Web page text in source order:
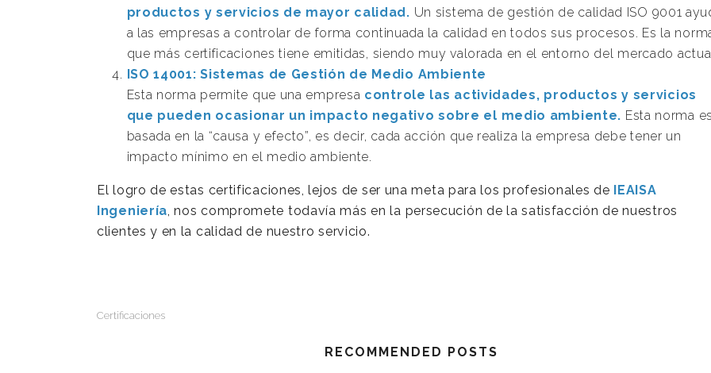
productos y servicios de mayor calidad. Un sistema de gestión de calidad ISO 9001
a las empresas a controlar de forma continuada la calidad en todos sus procesos. Es la
que más certificaciones tiene emitidas, siendo muy valorada en el entorno del mercado
ISO 14001: Sistemas de Gestión de Medio Ambiente
Esta norma permite que una empresa controle las actividades, productos y servicios
que pueden ocasionar un impacto negativo sobre el medio ambiente. Esta norma
basada en la “causa y efecto”, es decir, cada acción que realiza la empresa debe tener un
impacto mínimo en el medio ambiente.
El logro de estas certificaciones, lejos de ser una meta para los profesionales de IEAISA
Ingeniería, nos compromete todavía más en la persecución de la satisfacción de nuestros
clientes y en la calidad de nuestro servicio.
Certificaciones
RECOMMENDED POSTS